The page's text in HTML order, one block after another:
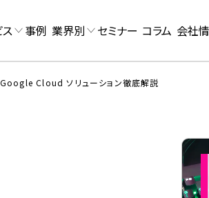
事例 業界別 セミナー コラム 会社
Cloud ソリューション徹底解説